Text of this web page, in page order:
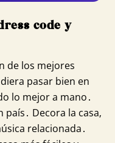
code y
de los mejores
pasar bien en
lo mejor a mano․
Decora la casa‚
relacionada․